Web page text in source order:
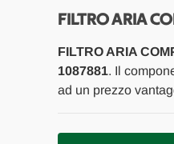
FILTRO ARIA
FILTRO ARIA
1087881. Il
ad un prezzo